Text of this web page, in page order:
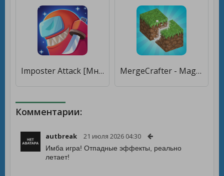
Imposter Attack [Много денег] MergeCrafter - Magical World Merge [Бесплатные покупки]
Комментарии:
autbreak 21 июля 2026 04:30
Имба игра! Отпадные эффекты, реально
летает!